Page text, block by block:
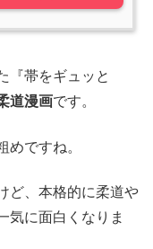
『帯をギュッと
道漫画です。
ですね。
ど、本格的に柔道や
気に面白くなりま